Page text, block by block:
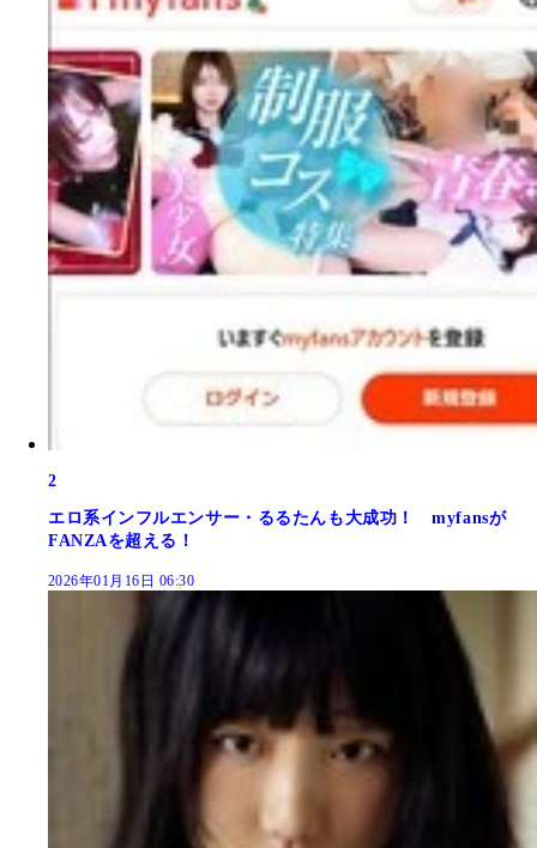
2
エロ系インフルエンサー・るるたんも大成功！ myfansが
FANZAを超える！
2026年01月16日 06:30